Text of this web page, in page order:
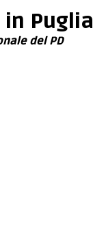
Puglia
del PD